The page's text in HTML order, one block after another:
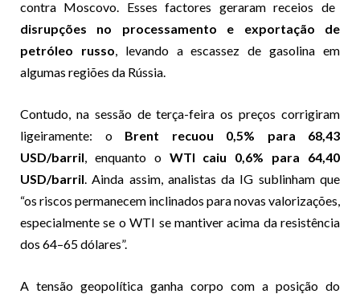
contra Moscovo. Esses factores geraram receios de
disrupções no processamento e exportação de
petróleo russo, levando a escassez de gasolina em
algumas regiões da Rússia.
Contudo, na sessão de terça-feira os preços corrigiram
ligeiramente: o Brent recuou 0,5% para 68,43
USD/barril, enquanto o WTI caiu 0,6% para 64,40
USD/barril. Ainda assim, analistas da IG sublinham que
“os riscos permanecem inclinados para novas valorizações,
especialmente se o WTI se mantiver acima da resistência
dos 64–65 dólares”.
A tensão geopolítica ganha corpo com a posição do